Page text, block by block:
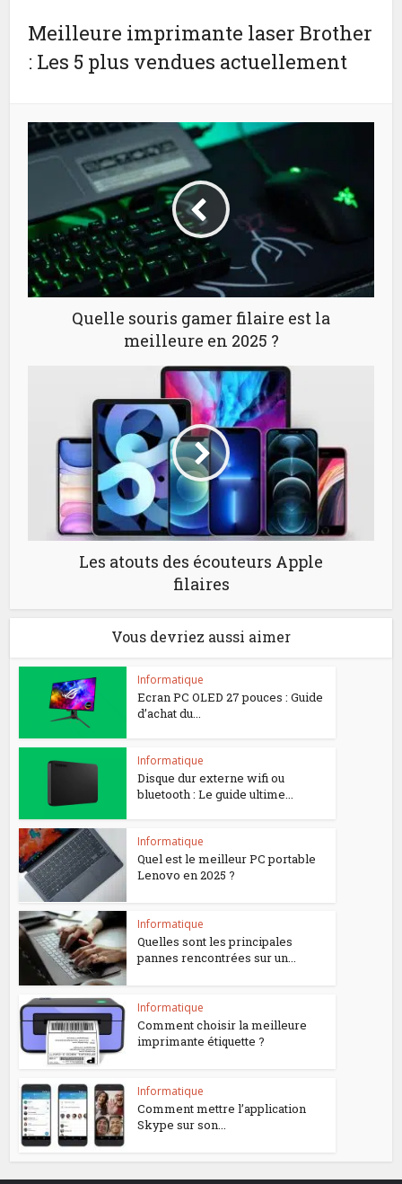
Meilleure imprimante laser Brother
: Les 5 plus vendues actuellement
Quelle souris gamer filaire est la
meilleure en 2025 ?
Les atouts des écouteurs Apple
filaires
Vous devriez aussi aimer
Informatique
Ecran PC OLED 27 pouces : Guide
d’achat du...
Informatique
Disque dur externe wifi ou
bluetooth : Le guide ultime...
Informatique
Quel est le meilleur PC portable
Lenovo en 2025 ?
Informatique
Quelles sont les principales
pannes rencontrées sur un...
Informatique
Comment choisir la meilleure
imprimante étiquette ?
Informatique
Comment mettre l’application
Skype sur son...